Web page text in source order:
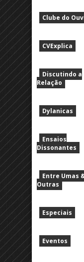
Clube do
CVExplica
Discutindo a
Relação
Dylanicas
Ensaios
Dissonantes
Entre Umas
Outras
Especiais
Eventos